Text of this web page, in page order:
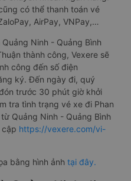
có thể thanh toán vé
AirPay, VNPay,…
Ninh - Quảng Bình
thành công, Vexere sẽ
công đến số điện
ký. Đến ngày đi, quý
trước 30 phút giờ khởi
tra tình trạng vé xe đi Phan
Quảng Ninh - Quảng Bình
https://vexere.com/vi-
bằng hình ảnh tại đây.